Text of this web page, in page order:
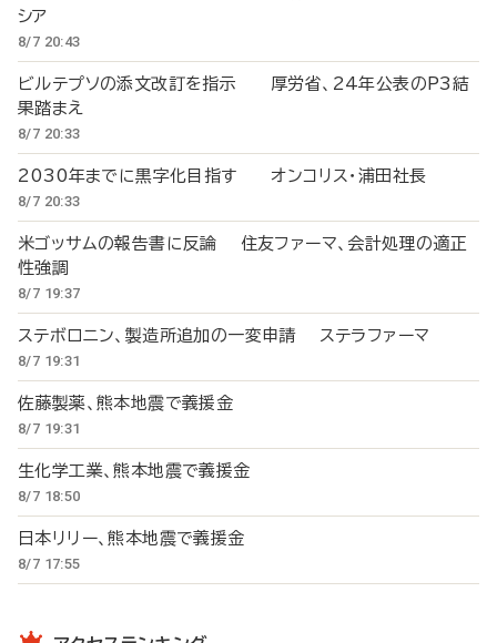
シア
8/7 20:43
ビルテプソの添文改訂を指示 厚労省、24年公表のP3結
果踏まえ
8/7 20:33
2030年までに黒字化目指す オンコリス・浦田社長
8/7 20:33
米ゴッサムの報告書に反論 住友ファーマ、会計処理の適正
性強調
8/7 19:37
ステボロニン、製造所追加の一変申請 ステラファーマ
8/7 19:31
佐藤製薬、熊本地震で義援金
8/7 19:31
生化学工業、熊本地震で義援金
8/7 18:50
日本リリー、熊本地震で義援金
8/7 17:55